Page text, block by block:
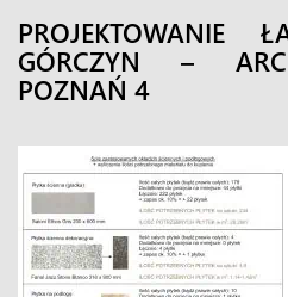
PROJEKTOWANIE
GÓRCZYN –
POZNAŃ 4